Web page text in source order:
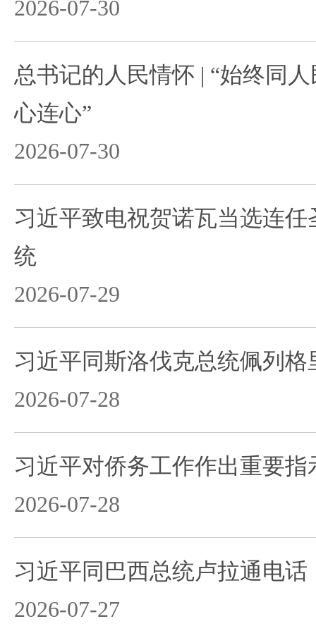
2026-07-30
总书记的人民情怀 | “始终同
心连心”
2026-07-30
习近平致电祝贺诺瓦当选连
统
2026-07-29
习近平同斯洛伐克总统佩列格
2026-07-28
习近平对侨务工作作出重要指
2026-07-28
习近平同巴西总统卢拉通电话
2026-07-27